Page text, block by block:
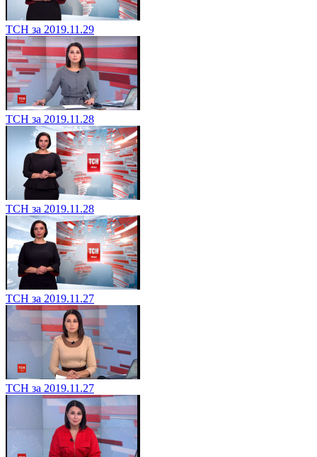
ТСН за 2019.11.29
ТСН за 2019.11.28
ТСН за 2019.11.28
ТСН за 2019.11.27
ТСН за 2019.11.27